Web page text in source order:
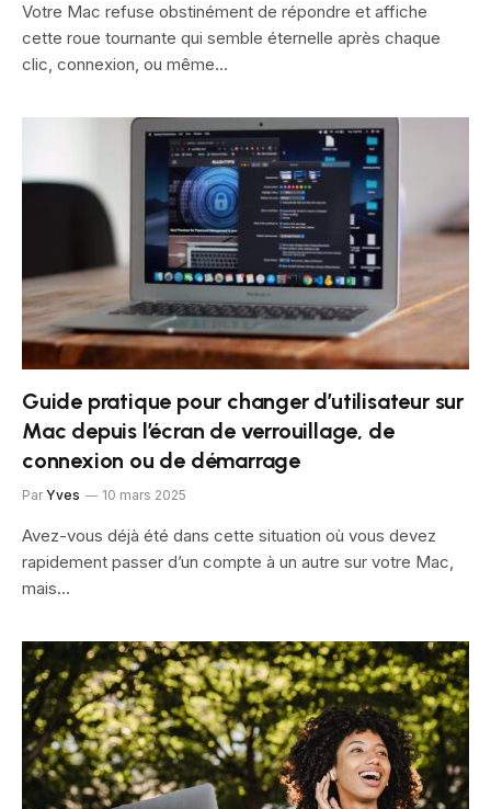
Votre Mac refuse obstinément de répondre et affiche
cette roue tournante qui semble éternelle après chaque
clic, connexion, ou même…
Guide pratique pour changer d’utilisateur sur
Mac depuis l’écran de verrouillage, de
connexion ou de démarrage
Par Yves 10 mars 2025
Avez-vous déjà été dans cette situation où vous devez
rapidement passer d’un compte à un autre sur votre Mac,
mais…